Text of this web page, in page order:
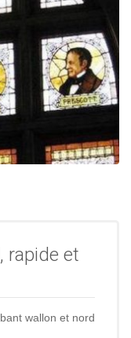
rapide et
wallon et nord